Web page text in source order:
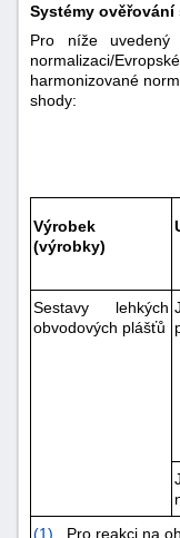
Systémy ověřování
Pro níže
normalizaci/
harmonizované
shody:
Výrobek
(výrobky)
Sestavy lehkých
obvodových plášťů
(1) Pro reakci na